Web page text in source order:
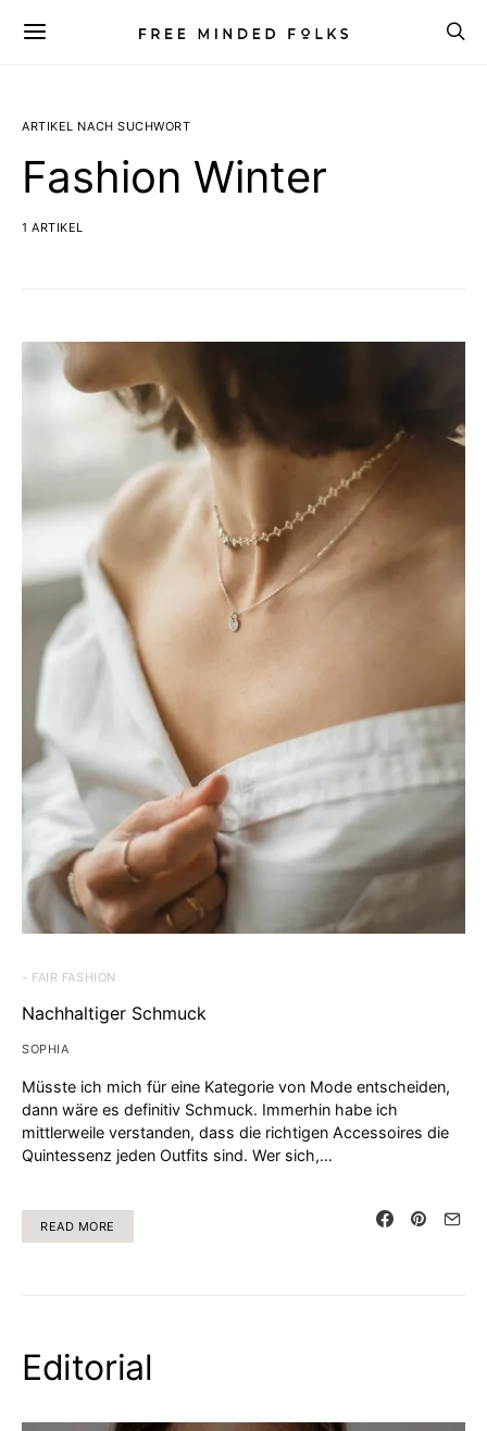
ARTIKEL NACH SUCHWORT
Fashion Winter
1 ARTIKEL
- FAIR FASHION
Nachhaltiger Schmuck
SOPHIA
Müsste ich mich für eine Kategorie von Mode entscheiden,
dann wäre es definitiv Schmuck. Immerhin habe ich
mittlerweile verstanden, dass die richtigen Accessoires die
Quintessenz jeden Outfits sind. Wer sich,…
READ MORE
Editorial